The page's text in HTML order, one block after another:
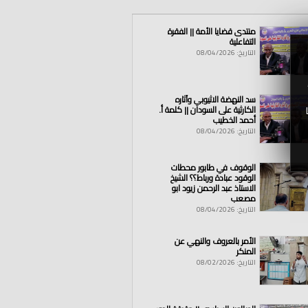
منتدى قضايا الأمة || الفقرة
التفاعلية
التاريخ: 08/04/2026
سد النهضة الاثيوبي وآثاره
الكارثية على السودان || كلمة أ.
أحمد الخطيب
التاريخ: 08/04/2026
الوقوف في طابور محطات
الوقود عبادة ورباط؟؟ الشيخ
الاستاذ عبد الرحمن زيود ابو
مصعب
التاريخ: 08/04/2026
الأمر بالعروف والنهي عن
المنكر
التاريخ: 08/02/2026